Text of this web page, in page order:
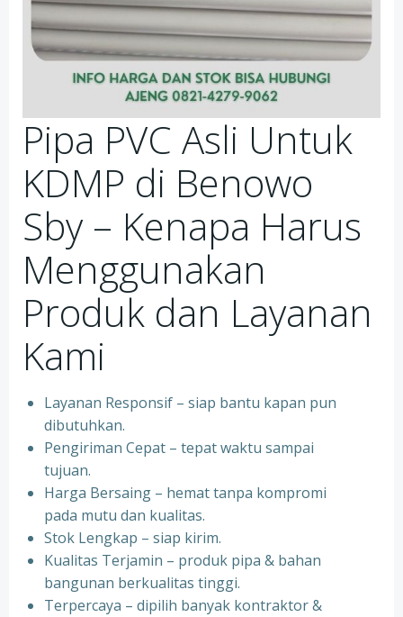
Pipa PVC Asli Untuk
KDMP di Benowo
Sby – Kenapa Harus
Menggunakan
Produk dan Layanan
Kami
Layanan Responsif – siap bantu kapan pun
dibutuhkan.
Pengiriman Cepat – tepat waktu sampai
tujuan.
Harga Bersaing – hemat tanpa kompromi
pada mutu dan kualitas.
Stok Lengkap – siap kirim.
Kualitas Terjamin – produk pipa & bahan
bangunan berkualitas tinggi.
Terpercaya – dipilih banyak kontraktor &